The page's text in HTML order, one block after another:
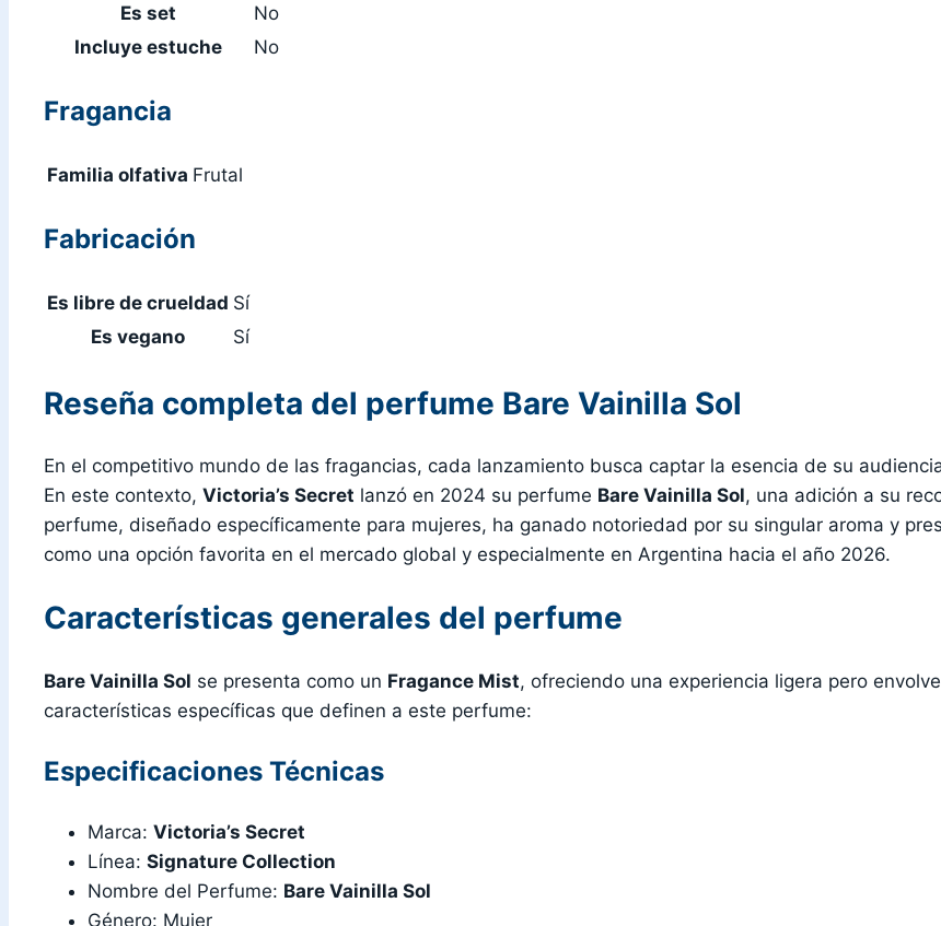
Es set
No
Incluye estuche
No
Fragancia
Familia olfativa Frutal
Fabricación
Es libre de crueldad Sí
Es vegano
Sí
Reseña completa del perfume Bare Vainilla Sol
En el competitivo mundo de las fragancias, cada lanzamiento busca captar la esencia de su
En este contexto, Victoria’s Secret lanzó en 2024 su perfume Bare Vainilla Sol, una adición a su
perfume, diseñado específicamente para mujeres, ha ganado notoriedad por su singular aroma y
como una opción favorita en el mercado global y especialmente en Argentina hacia el año 2026.
Características generales del perfume
Bare Vainilla Sol se presenta como un Fragance Mist, ofreciendo una experiencia ligera pero
características específicas que definen a este perfume:
Especificaciones Técnicas
Marca: Victoria’s Secret
Línea: Signature Collection
Nombre del Perfume: Bare Vainilla Sol
Género: Mujer